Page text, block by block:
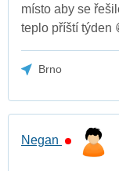
místo aby se
teplo příští týden
Brno
Negan